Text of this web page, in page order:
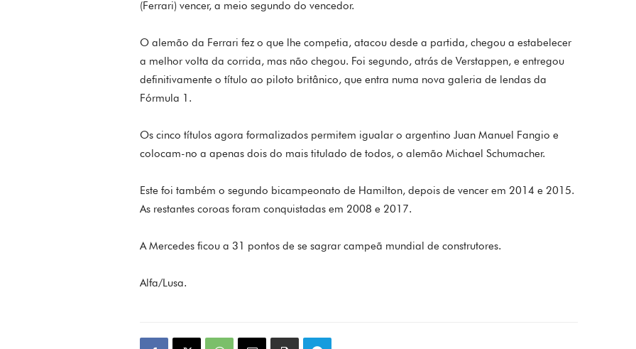
(Ferrari) vencer, a meio segundo do vencedor.
O alemão da Ferrari fez o que lhe competia, atacou desde a partida, chegou a estabelecer
a melhor volta da corrida, mas não chegou. Foi segundo, atrás de Verstappen, e entregou
definitivamente o título ao piloto britânico, que entra numa nova galeria de lendas da
Fórmula 1.
Os cinco títulos agora formalizados permitem igualar o argentino Juan Manuel Fangio e
colocam-no a apenas dois do mais titulado de todos, o alemão Michael Schumacher.
Este foi também o segundo bicampeonato de Hamilton, depois de vencer em 2014 e 2015.
As restantes coroas foram conquistadas em 2008 e 2017.
A Mercedes ficou a 31 pontos de se sagrar campeã mundial de construtores.
Alfa/Lusa.